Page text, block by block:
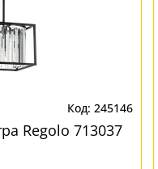
245146
Regolo 713037